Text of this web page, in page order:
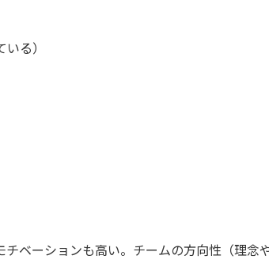
る）
ベーションも高い。チームの方向性（理念